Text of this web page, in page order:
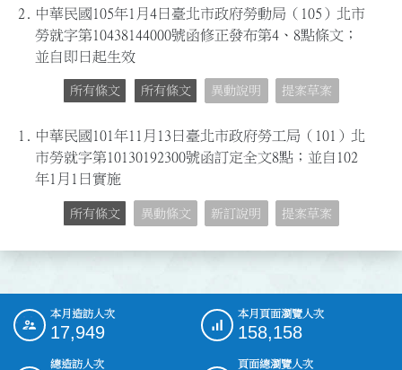
2.
中華民國105年1月4日臺北市政府勞動局（105）北市
勞就字第10438144000號函修正發布第4、8點條文；
並自即日起生效
所有條文 所有條文 異動說明 提案草案
1. 中華民國101年11月13日臺北市政府勞工局（101）北
市勞就字第10130192300號函訂定全文8點；並自102
年1月1日實施
所有條文 異動條文 新訂說明 提案草案
::: 本月造訪人次
17,949
本月頁面瀏覽人次
158,158
總造訪人次
頁面總瀏覽人次